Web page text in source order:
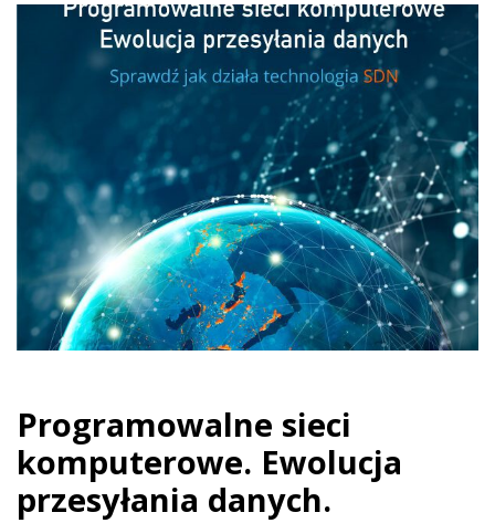
Programowalne sieci
komputerowe. Ewolucja
przesyłania danych.